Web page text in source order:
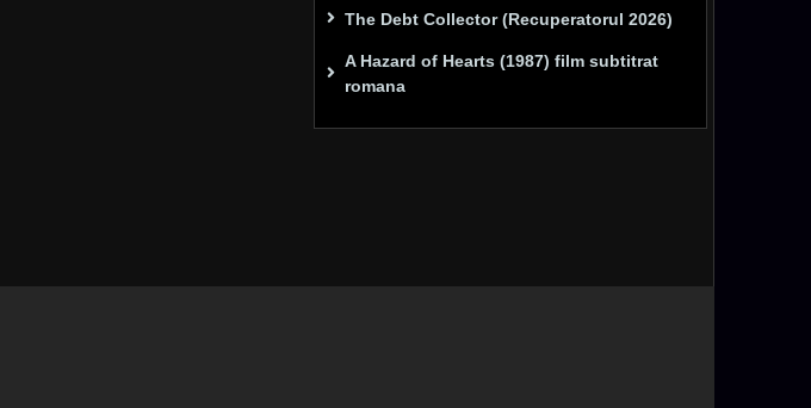
The Debt Collector (Recuperatorul 2026)
A Hazard of Hearts (1987) film subtitrat
romana